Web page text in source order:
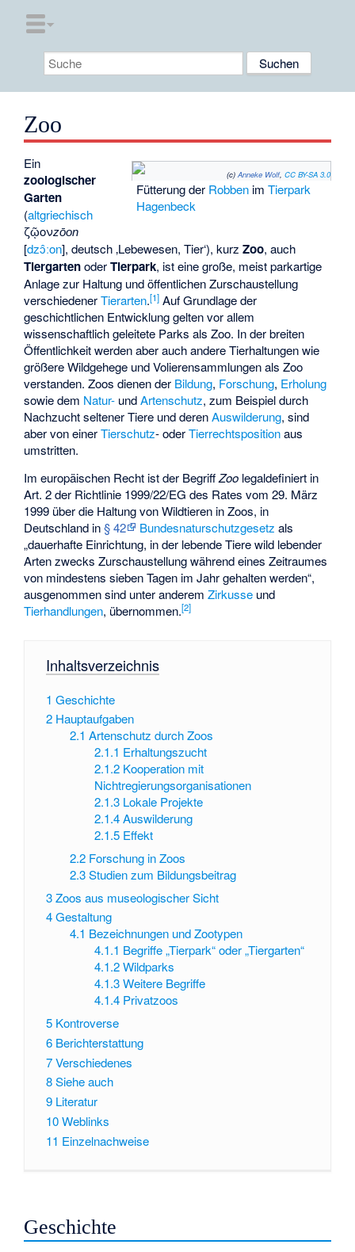
Zoo
(c) Anneke Wolf, CC BY-SA 3.0
Fütterung der Robbenim Tierpark
Hagenbeck
Ein
zoologischer
Garten
(altgriechisch
ζῷονzōon
[dzɔ̂ːon], deutsch ‚Lebewesen, Tier‘), kurzZoo, auch
TiergartenoderTierpark, ist eine große, meist parkartige
Anlage zur Haltung und öffentlichen Zurschaustellung
verschiedenerTierarten.[1] Auf Grundlage der
geschichtlichen Entwicklung gelten vor allem
wissenschaftlich geleitete Parks als Zoo. In der breiten
Öffentlichkeit werden aber auch andere Tierhaltungen wie
größere Wildgehege und Volierensammlungen als Zoo
verstanden. Zoos dienen der Bildung, Forschung, Erholung
sowie dem Natur- undArtenschutz, zum Beispiel durch
Nachzucht seltener Tiere und derenAuswilderung, sind
aber von einerTierschutz- oderTierrechtspositionaus
umstritten.
Im europäischen Recht ist der BegriffZoo legaldefiniert in
Art. 2 der Richtlinie 1999/22/EG des Rates vom 29. März
1999 über die Haltung von Wildtieren in Zoos, in
Deutschland in§ 42 Bundesnaturschutzgesetz als
„dauerhafte Einrichtung, in der lebende Tiere wild lebender
Arten zwecks Zurschaustellung während eines Zeitraumes
von mindestens sieben Tagen im Jahr gehalten werden“,
ausgenommen sind unter anderemZirkusse und
Tierhandlungen, übernommen.[2]
Inhaltsverzeichnis
1 Geschichte
2 Hauptaufgaben
2.1 Artenschutz durch Zoos
2.1.1 Erhaltungszucht
2.1.2 Kooperation mit
Nichtregierungsorganisationen
2.1.3 Lokale Projekte
2.1.4 Auswilderung
2.1.5 Effekt
2.2 Forschung in Zoos
2.3 Studien zum Bildungsbeitrag
3Zoos aus museologischer Sicht
4Gestaltung
4.1 Bezeichnungen und Zootypen
4.1.1 Begriffe „Tierpark“ oder „Tiergarten“
4.1.2 Wildparks
4.1.3 Weitere Begriffe
4.1.4 Privatzoos
5 Kontroverse
6 Berichterstattung
7Verschiedenes
8Siehe auch
9 Literatur
10Weblinks
11 Einzelnachweise
Geschichte